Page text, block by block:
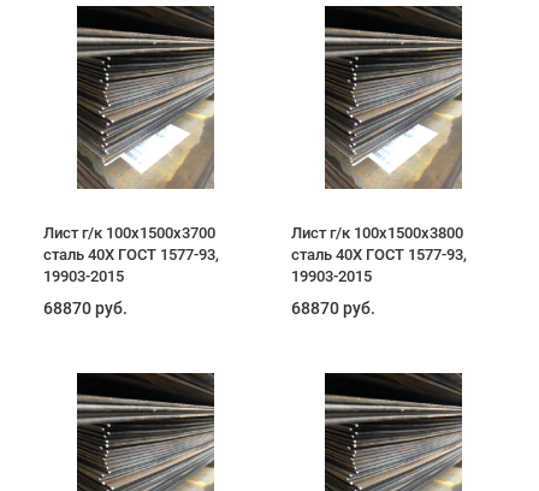
Лист г/к 100х1500х3700
сталь 40Х ГОСТ 1577-93,
19903-2015
68870 руб.
Лист г/к 100х1500х3800
сталь 40Х ГОСТ 1577-93,
19903-2015
68870 руб.